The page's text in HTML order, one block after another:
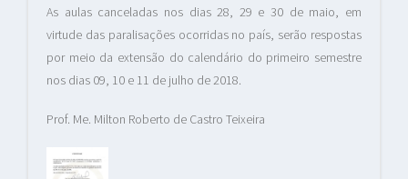
As aulas canceladas nos dias 28, 29 e 30 de maio, em
virtude das paralisações ocorridas no país, serão respostas
por meio da extensão do calendário do primeiro semestre
nos dias 09, 10 e 11 de julho de 2018.
Prof. Me. Milton Roberto de Castro Teixeira